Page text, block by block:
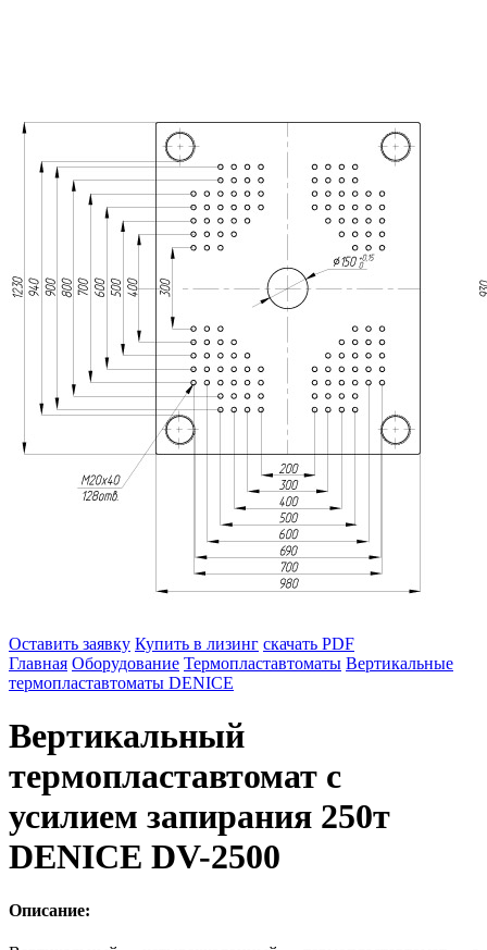
Оставить заявку Купить в лизинг скачать PDF
Главная Оборудование Термопластавтоматы Вертикальные
термопластавтоматы DENICE
Вертикальный
термопластавтомат с
усилием запирания 250т
DENICE DV-2500
Описание: